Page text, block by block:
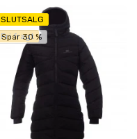
SLUTSALG
Fri fragt
Spar 30 %